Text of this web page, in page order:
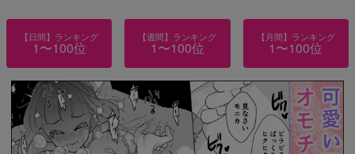
【日間】ランキング
1〜100位
【週間】ランキング
1〜100位
【月間】ランキング
1〜100位